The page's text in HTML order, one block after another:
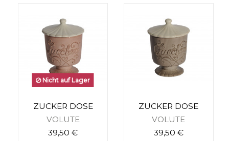
Nicht auf Lager
ZUCKER DOSE
VOLUTE
39,50 €
ZUCKER DOSE
VOLUTE
39,50 €